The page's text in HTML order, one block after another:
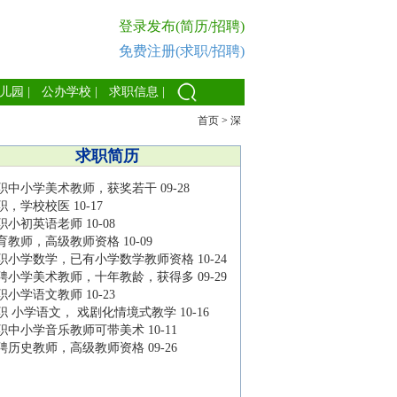
登录发布(简历/招聘)
免费注册(求职/招聘)
园 公办学校 求职信息
首页 > 深
求职简历
中小学美术教师，获奖若干 09-28
，学校校医 10-17
小初英语老师 10-08
教师，高级教师资格 10-09
小学数学，已有小学数学教师资格 10-24
小学美术教师，十年教龄，获得多 09-29
小学语文教师 10-23
小学语文， 戏剧化情境式教学 10-16
中小学音乐教师可带美术 10-11
历史教师，高级教师资格 09-26